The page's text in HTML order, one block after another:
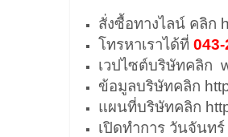
สั่งซื้อทางไลน์ คลิก
โทรหาเราได้ที่
เวปไซต์บริษัทคลิก
ข้อมูลบริษัทคลิก
แผนที่บริษัทคลิก
เปิดทำการ วันจันท